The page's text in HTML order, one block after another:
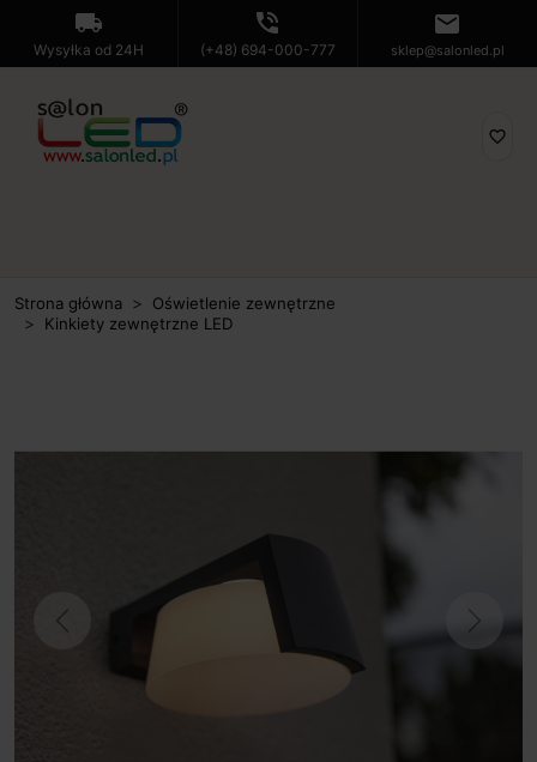
local_shipping
Wysyłka od 24H
phone_in_talk
(+48) 694-000-777
mail
sklep@salonled.pl
favorite_border
Strona główna
Oświetlenie zewnętrzne
Kinkiety zewnętrzne LED
Previous Next